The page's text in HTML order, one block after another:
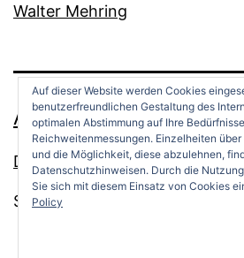
Walter Mehring
ANDREAS
Datenschutz
Stolz präsentiert von
Auf dieser Website werden Cookies
benutzerfreundlichen Gestaltung des
optimalen Abstimmung auf Ihre
Reichweitenmessungen. Einzelheiten
und die Möglichkeit, diese abzulehnen,
Datenschutzhinweisen. Durch die
Sie sich mit diesem Einsatz von Cookies
Policy